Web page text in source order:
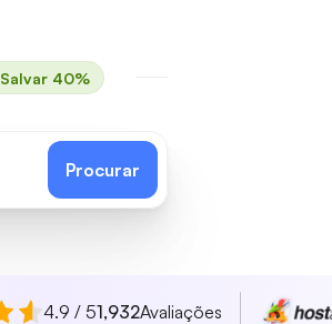
Salvar 40%
Procurar
4.9 / 51,932Avaliações